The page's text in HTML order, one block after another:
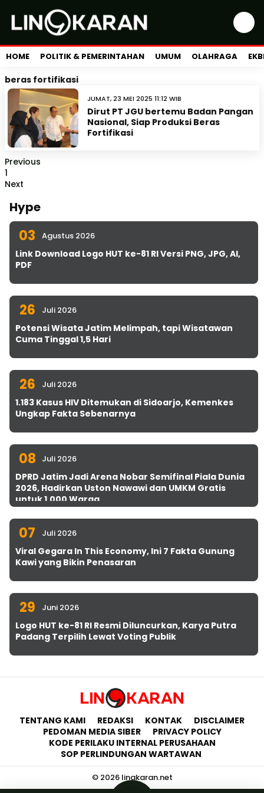
HOME POLITIK & PEMERINTAHAN UMUM OLAHRAGA
beras fortifikasi
JUMAT, 23 MEI 2025 11:12 WIB
Dirut PT JGU bertemu Badan Pangan
Nasional, Siap Produksi Beras
Fortifikasi
Previous
1
Next
Hype
03 Agustus 2026
Link Download Logo HUT ke-81 RI Versi PNG, JPG, AI,
PDF
26 Juli 2026
Potensi Wisata Jatim Melimpah, tapi Wisatawan
Cuma Tinggal 1,5 Hari
26 Juli 2026
1.183 Kasus HIV Ditemukan di Sidoarjo, Kemenkes
Ungkap Fakta Sebenarnya
08 Juli 2026
DPRD Jatim Jadi Arena Nobar Semifinal Piala Dunia
2026, Hadirkan Uston Nawawi dan UMKM Gratis
untuk 1.000 Warga
07 Juli 2026
Viral Gegara In This Economy, Ini 7 Fakta Gunung
Kawi yang Bikin Penasaran
29 Juni 2026
Logo HUT ke-81 RI Resmi Diluncurkan, Karya Putra
Padang Terpilih Lewat Voting Publik
TENTANG KAMI REDAKSI KONTAK
DISCLAIMER
PEDOMAN MEDIA SIBER
PRIVACY POLICY
KODE PERILAKU INTERNAL PERUSAHAAN
SOP PERLINDUNGAN WARTAWAN
© 2026 lingkaran.net